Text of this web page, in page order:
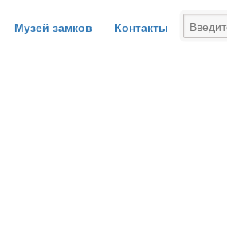
Музей замков Контакты